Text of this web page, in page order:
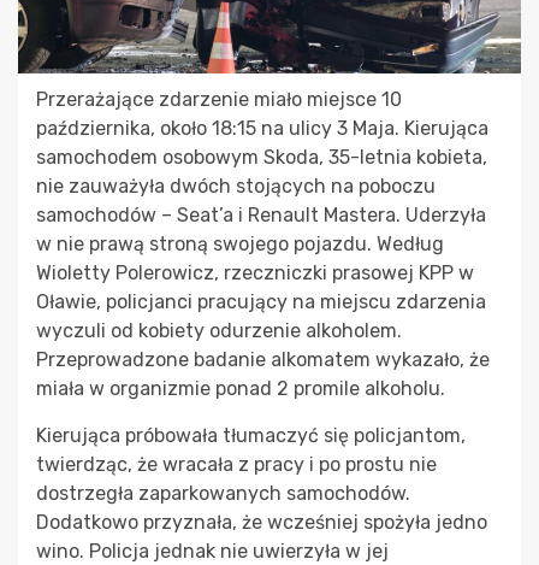
Przerażające zdarzenie miało miejsce 10
października, około 18:15 na ulicy 3 Maja. Kierująca
samochodem osobowym Skoda, 35-letnia kobieta,
nie zauważyła dwóch stojących na poboczu
samochodów – Seat’a i Renault Mastera. Uderzyła
w nie prawą stroną swojego pojazdu. Według
Wioletty Polerowicz, rzeczniczki prasowej KPP w
Oławie, policjanci pracujący na miejscu zdarzenia
wyczuli od kobiety odurzenie alkoholem.
Przeprowadzone badanie alkomatem wykazało, że
miała w organizmie ponad 2 promile alkoholu.
Kierująca próbowała tłumaczyć się policjantom,
twierdząc, że wracała z pracy i po prostu nie
dostrzegła zaparkowanych samochodów.
Dodatkowo przyznała, że wcześniej spożyła jedno
wino. Policja jednak nie uwierzyła w jej